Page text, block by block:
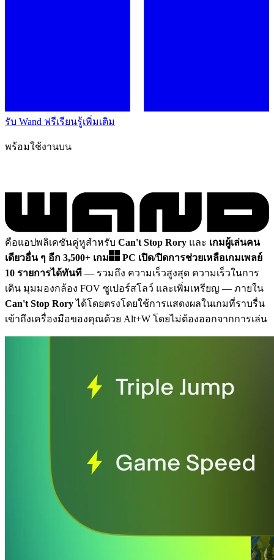
รับ Wand ฟรีเรียนรู้เพิ่มเติม
พร้อมใช้งานบน
คือแอปพลิเคชันคู่หูสำหรับ Can't Stop Rory และ เกมผู้เล่นคน
เดียวอื่น ๆ อีก 3,500+ เกม
PC เปิด/ปิดการช่วยเหลือเกมเพลย์
10 รายการได้ทันที — รวมถึง ความเร็วสูงสุด ความเร็วในการ
เดิน มุมมองกล้อง FOV ซูเปอร์สโลว์ และเพิ่มเหรียญ — ภายใน
Can't Stop Roryได้โดยตรงโดยใช้การแสดงผลในเกมที่ราบรื่น
เข้าถึงเครื่องมือของคุณด้วย Alt+W โดยไม่ต้องออกจากการเล่น